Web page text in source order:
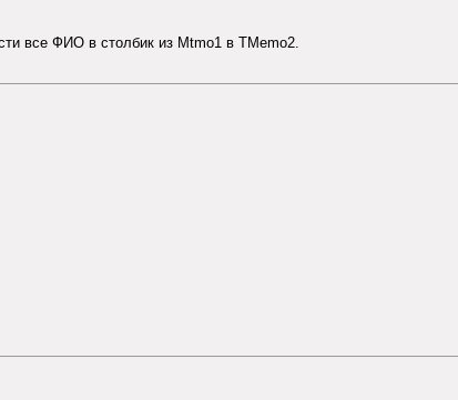
все ФИО в столбик из Mtmo1 в TMemo2.